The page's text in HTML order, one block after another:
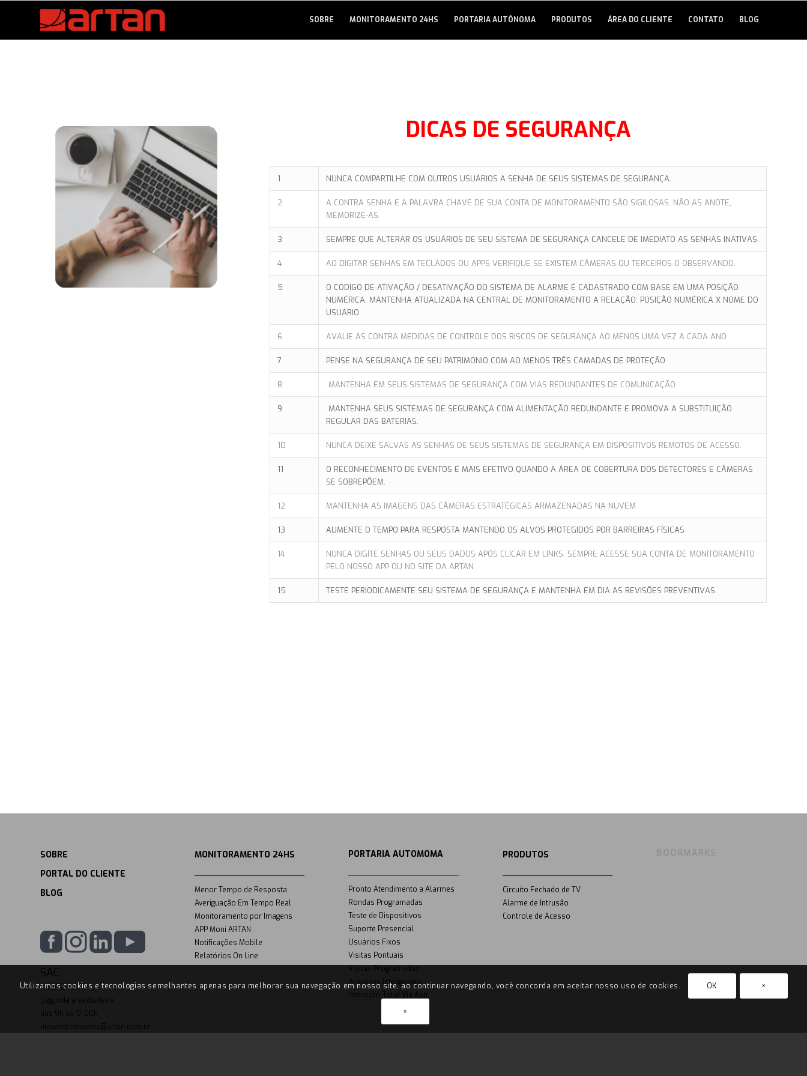
SOBRE MONITORAMENTO 24HS PORTARIA AUTÔNOMA PRODUTOS ÁREA DO CLIENTE CONTATO BLOG
DICAS DE SEGURANÇA
1 NUNCA COMPARTILHE COM OUTROS USUÁRIOS A SENHA DE SEUS SISTEMAS DE SEGURANÇA.
2
A CONTRA SENHA E A PALAVRA CHAVE DE SUA CONTA DE MONITORAMENTO SÃO SIGILOSAS. NÃO AS ANOTE,
MEMORIZE-AS.
3 SEMPRE QUE ALTERAR OS USUÁRIOS DE SEU SISTEMA DE SEGURANÇA CANCELE DE IMEDIATO AS SENHAS INATIVAS.
4 AO DIGITAR SENHAS EM TECLADOS OU APPS VERIFIQUE SE EXISTEM CÂMERAS OU TERCEIROS O OBSERVANDO.
5
O CÓDIGO DE ATIVAÇÃO / DESATIVAÇÃO DO SISTEMA DE ALARME É CADASTRADO COM BASE EM UMA POSIÇÃO
NUMÉRICA. MANTENHA ATUALIZADA NA CENTRAL DE MONITORAMENTO A RELAÇÃO: POSIÇÃO NUMÉRICA X NOME DO
USUÁRIO.
6 AVALIE AS CONTRA MEDIDAS DE CONTROLE DOS RISCOS DE SEGURANÇA AO MENOS UMA VEZ A CADA ANO
7 PENSE NA SEGURANÇA DE SEU PATRIMONIO COM AO MENOS TRÊS CAMADAS DE PROTEÇÃO
8 MANTENHA EM SEUS SISTEMAS DE SEGURANÇA COM VIAS REDUNDANTES DE COMUNICAÇÃO
9
MANTENHA SEUS SISTEMAS DE SEGURANÇA COM ALIMENTAÇÃO REDUNDANTE E PROMOVA A SUBSTITUIÇÃO
REGULAR DAS BATERIAS.
10 NUNCA DEIXE SALVAS AS SENHAS DE SEUS SISTEMAS DE SEGURANÇA EM DISPOSITIVOS REMOTOS DE ACESSO.
11
O RECONHECIMENTO DE EVENTOS É MAIS EFETIVO QUANDO A ÁREA DE COBERTURA DOS DETECTORES E CÂMERAS
SE SOBREPÕEM.
12 MANTENHA AS IMAGENS DAS CÂMERAS ESTRATÉGICAS ARMAZENADAS NA NUVEM
13 AUMENTE O TEMPO PARA RESPOSTA MANTENDO OS ALVOS PROTEGIDOS POR BARREIRAS FÍSICAS
14
NUNCA DIGITE SENHAS OU SEUS DADOS APÓS CLICAR EM LINKS. SEMPRE ACESSE SUA CONTA DE MONITORAMENTO
PELO NOSSO APP OU NO SITE DA ARTAN.
15 TESTE PERIODICAMENTE SEU SISTEMA DE SEGURANÇA E MANTENHA EM DIA AS REVISÕES PREVENTIVAS.
SOBRE
PORTAL DO CLIENTE
BLOG
SAC
11-2972-7600
Segunda a sexta-feira
das 9h às 17:00h
alexandretavares@artan.com.br
MONITORAMENTO 24HS
Menor Tempo de Resposta
Averiguação Em Tempo Real
Monitoramento por Imagens
APP Moni ARTAN
Notificações Mobile
Relatórios On Line
PORTARIA AUTOMOMA
Pronto Atendimento a Alarmes
Rondas Programadas
Teste de Dispositivos
Suporte Presencial
Usuários Fixos
Visitas Pontuais
Visitas Programadas
Armários Inteligentes
Interação Total Via App
PRODUTOS
Circuito Fechado de TV
Alarme de Intrusão
Controle de Acesso
Utilizamos cookies e tecnologias semelhantes apenas para melhorar sua navegação em nosso site, ao continuar navegando, você concorda em aceitar nosso uso de cookies. OK ×
×